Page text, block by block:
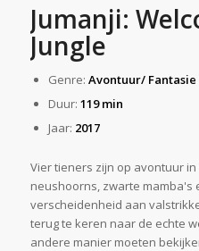
Jumanji:
Jungle
Genre: Avontuur/ Fantasie
Duur: 119 min
Jaar: 2017
Vier tieners zijn op avontuur
neushoorns, zwarte mamba's
verscheidenheid aan
terug te keren naar de echte
andere manier moeten